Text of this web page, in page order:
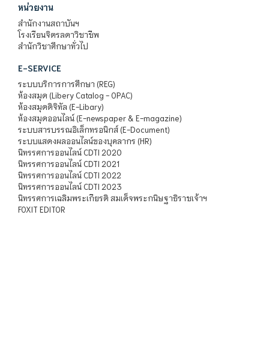
หน่วยงาน
สำนักงานสถาบันฯ
โรงเรียนจิตรลดาวิชาชีพ
สำนักวิชาศึกษาทั่วไป
E-SERVICE
ระบบบริการการศึกษา (REG)
ห้องสมุด (Libery Catalog - OPAC)
ห้องสมุดดิจิทัล (E-Libary)
ห้องสมุดออนไลน์ (E-newspaper & E-magazine)
ระบบสารบรรณอิเล็กทรอนิกส์ (E-Document)
ระบบแสดงผลออนไลน์ของบุคลากร (HR)
นิทรรศการออนไลน์ CDTI 2020
นิทรรศการออนไลน์ CDTI 2021
นิทรรศการออนไลน์ CDTI 2022
นิทรรศการออนไลน์ CDTI 2023
นิทรรศการเฉลิมพระเกียรติ สมเด็จพระกนิษฐาธิราชเจ้าฯ
FOXIT EDITOR